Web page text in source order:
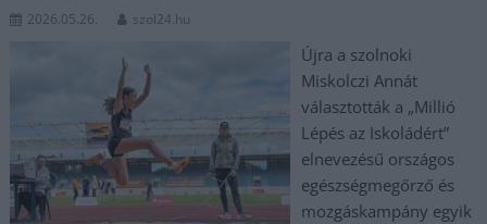
2026.05.26. szol24.hu
Újra a szolnoki
Miskolczi Annát
választották a „Millió
Lépés az Iskoládért”
elnevezésű országos
egészségmegőrző és
mozgáskampány egyik